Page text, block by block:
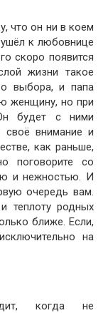
что он ни в коем
к любовнице
скоро появится
жизни такое
выбора, и папа
женщину, но при
будет с ними
своё внимание и
как раньше,
поговорите со
и нежностью. И
очередь вам.
теплоту родных
ближе. Если,
на
когда не